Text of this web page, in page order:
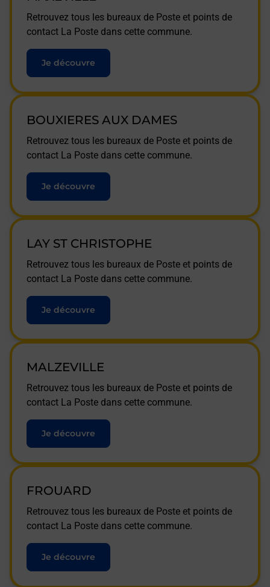
Retrouvez tous les bureaux de Poste et points de
contact La Poste dans cette commune.
Je découvre
BOUXIERES AUX DAMES
Retrouvez tous les bureaux de Poste et points de
contact La Poste dans cette commune.
Je découvre
LAY ST CHRISTOPHE
Retrouvez tous les bureaux de Poste et points de
contact La Poste dans cette commune.
Je découvre
MALZEVILLE
Retrouvez tous les bureaux de Poste et points de
contact La Poste dans cette commune.
Je découvre
FROUARD
Retrouvez tous les bureaux de Poste et points de
contact La Poste dans cette commune.
Je découvre